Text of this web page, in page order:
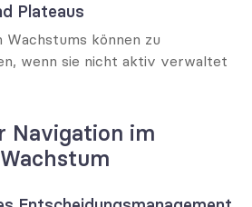
Plateaus
Wachstums können zu
wenn sie nicht aktiv verwaltet
Navigation im